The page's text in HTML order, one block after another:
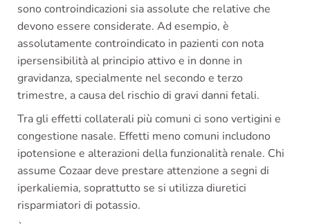
sono controindicazioni sia assolute che relative che
devono essere considerate. Ad esempio, è
assolutamente controindicato in pazienti con nota
ipersensibilità al principio attivo e in donne in
gravidanza, specialmente nel secondo e terzo
trimestre, a causa del rischio di gravi danni fetali.
Tra gli effetti collaterali più comuni ci sono vertigini e
congestione nasale. Effetti meno comuni includono
ipotensione e alterazioni della funzionalità renale. Chi
assume Cozaar deve prestare attenzione a segni di
iperkaliemia, soprattutto se si utilizza diuretici
risparmiatori di potassio.